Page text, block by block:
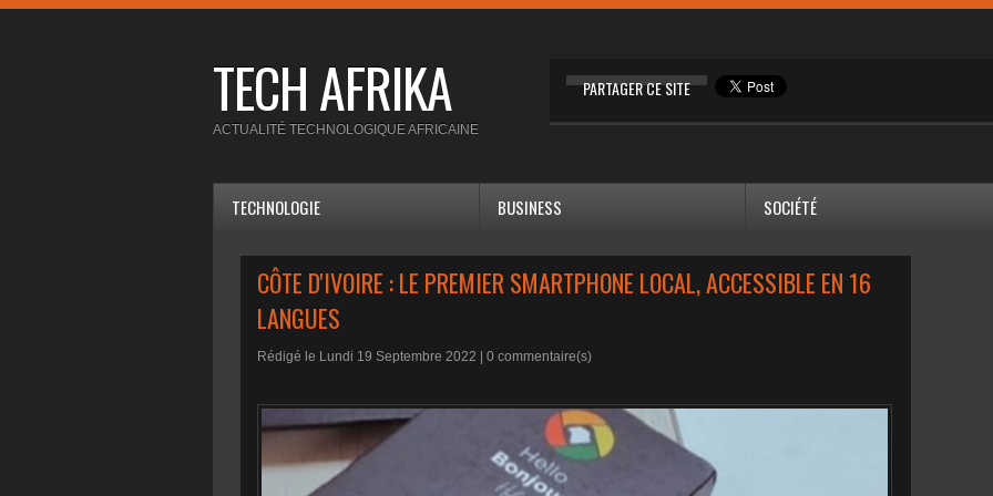
TECH AFRIKA PARTAGER CE SITE
ACTUALITÉ TECHNOLOGIQUE AFRICAINE
TECHNOLOGIE BUSINESS SOCIÉTÉ
CÔTE D'IVOIRE : LE PREMIER SMARTPHONE LOCAL, ACCESSIBLE EN 16
LANGUES
Rédigé le Lundi 19 Septembre 2022 | 0 commentaire(s)